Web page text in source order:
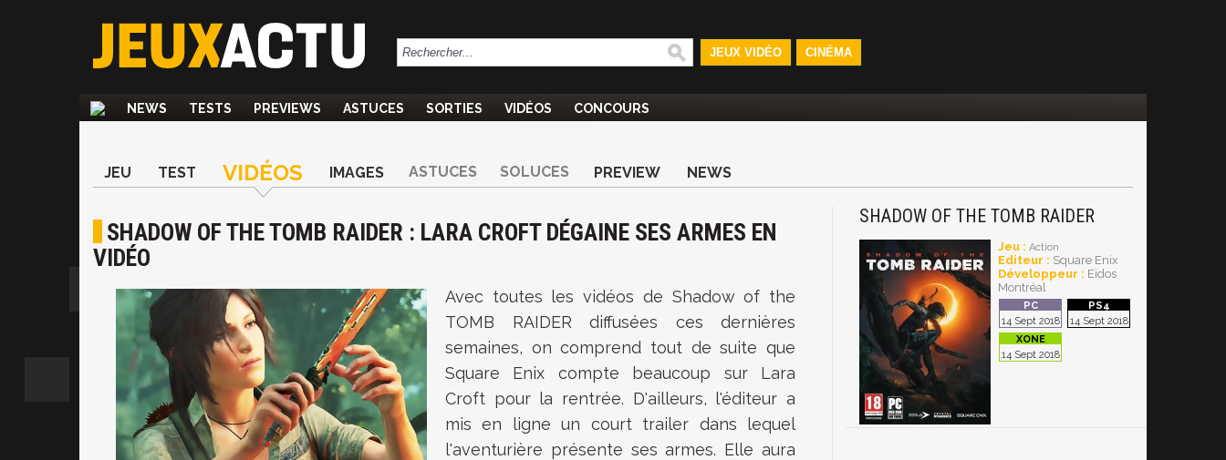
JEUX VIDÉO CINÉMA
NEWS TESTS PREVIEWS ASTUCES SORTIES VIDÉOS CONCOURS
JEU TEST VIDÉOS IMAGES ASTUCES SOLUCES PREVIEW NEWS
SHADOW OF THE TOMB RAIDER : LARA CROFT DÉGAINE SES ARMES EN
VIDÉO
Avec toutes les vidéos de Shadow of the
TOMB RAIDER diffusées ces dernières
semaines, on comprend tout de suite que
Square Enix compte beaucoup sur Lara
Croft pour la rentrée. D'ailleurs, l'éditeur a
mis en ligne un court trailer dans lequel
l'aventurière présente ses armes. Elle aura
SHADOW OF THE TOMB RAIDER
Jeu : Action
Editeur : Square Enix
Développeur : Eidos
Montréal
14 Sept 2018 14 Sept 2018
14 Sept 2018